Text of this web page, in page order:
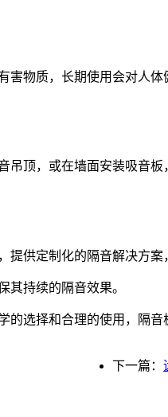
物质，长期使用会对人
顶，或在墙面安装吸音
供定制化的隔音解决方案
其持续的隔音效果。
选择和合理的使用，隔
下一篇：